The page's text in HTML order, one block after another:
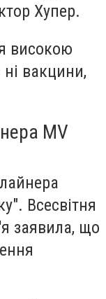
Хупер.
високою
вакцини,
MV
Всесвітня
заявила, що